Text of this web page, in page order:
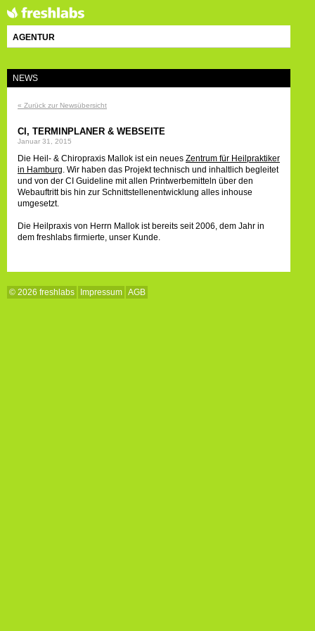
AGENTUR
NEWS
« Zurück zur Newsübersicht
CI, TERMINPLANER & WEBSEITE
Januar 31, 2015
Die Heil- & Chiropraxis Mallok ist ein neues Zentrum für Heilpraktiker
in Hamburg. Wir haben das Projekt technisch und inhaltlich begleitet
und von der CI Guideline mit allen Printwerbemitteln über den
Webauftritt bis hin zur Schnittstellenentwicklung alles inhouse
umgesetzt.
Die Heilpraxis von Herrn Mallok ist bereits seit 2006, dem Jahr in
dem freshlabs firmierte, unser Kunde.
© 2026 freshlabs Impressum AGB